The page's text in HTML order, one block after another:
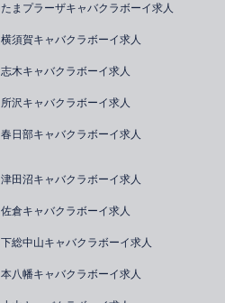
たまプラーザキャバクラボーイ求人
横須賀キャバクラボーイ求人
志木キャバクラボーイ求人
所沢キャバクラボーイ求人
春日部キャバクラボーイ求人
津田沼キャバクラボーイ求人
佐倉キャバクラボーイ求人
下総中山キャバクラボーイ求人
本八幡キャバクラボーイ求人